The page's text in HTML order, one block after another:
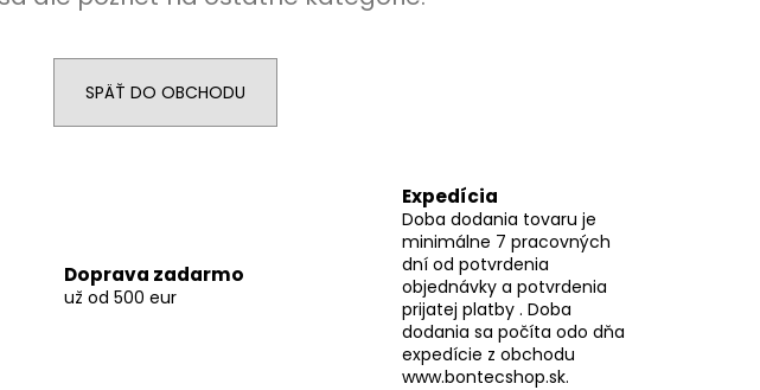
SPÄŤ DO OBCHODU
Doprava zadarmo
už od 500 eur
Expedícia
Doba dodania tovaru je
minimálne 7 pracovných
dní od potvrdenia
objednávky a potvrdenia
prijatej platby . Doba
dodania sa počíta odo dňa
expedície z obchodu
www.bontecshop.sk.